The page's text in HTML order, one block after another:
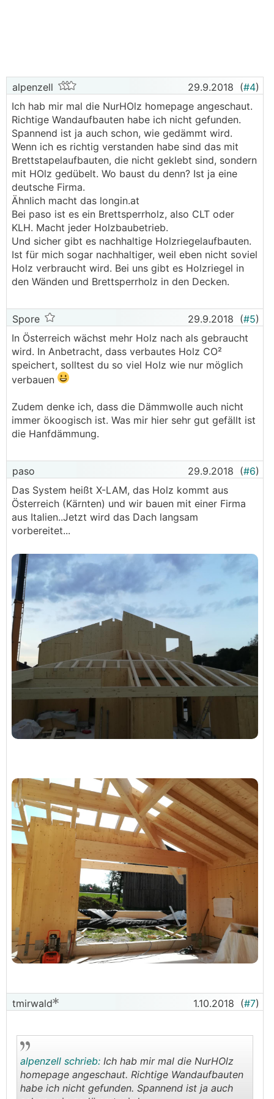
alpenzell 29.9.2018 (#4)
Ich hab mir mal die NurHOlz homepage angeschaut.
Richtige Wandaufbauten habe ich nicht gefunden.
Spannend ist ja auch schon, wie gedämmt wird.
Wenn ich es richtig verstanden habe sind das mit
Brettstapelaufbauten, die nicht geklebt sind, sondern
mit HOlz gedübelt. Wo baust du denn? Ist ja eine
deutsche Firma.
Ähnlich macht das longin.at
Bei paso ist es ein Brettsperrholz, also CLT oder
KLH. Macht jeder Holzbaubetrieb.
Und sicher gibt es nachhaltige Holzriegelaufbauten.
Ist für mich sogar nachhaltiger, weil eben nicht soviel
Holz verbraucht wird. Bei uns gibt es Holzriegel in
den Wänden und Brettsperrholz in den Decken.
Spore 29.9.2018 (#5)
In Österreich wächst mehr Holz nach als gebraucht
wird. In Anbetracht, dass verbautes Holz CO²
speichert, solltest du so viel Holz wie nur möglich
verbauen
Zudem denke ich, dass die Dämmwolle auch nicht
immer ökoogisch ist. Was mir hier sehr gut gefällt ist
die Hanfdämmung.
paso 29.9.2018 (#6)
Das System heißt X-LAM, das Holz kommt aus
Österreich (Kärnten) und wir bauen mit einer Firma
aus Italien..Jetzt wird das Dach langsam
vorbereitet...
tmirwald 1.10.2018 (#7)
alpenzell schrieb: Ich hab mir mal die NurHOlz
homepage angeschaut. Richtige Wandaufbauten
habe ich nicht gefunden. Spannend ist ja auch